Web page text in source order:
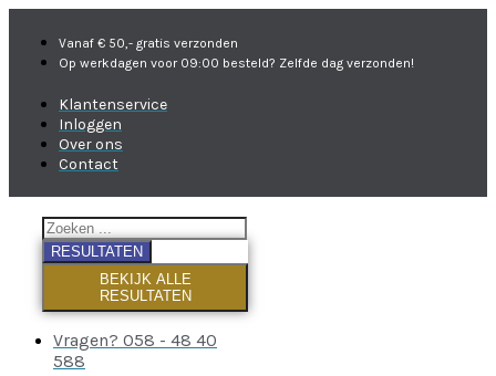
Vanaf € 50,- gratis verzonden
Op werkdagen voor 09:00 besteld? Zelfde dag verzonden!
Klantenservice
Inloggen
Over ons
Contact
RESULTATEN
BEKIJK ALLE
RESULTATEN
Vragen? 058 - 48 40
588